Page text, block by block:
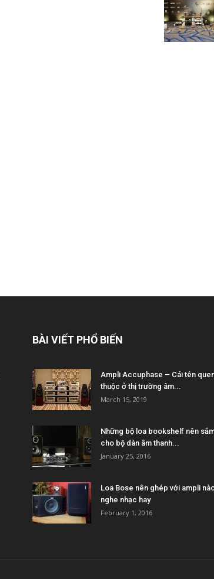
BÀI VIẾT PHỔ BIẾN
Ampli Accuphase – Cái tên
thuộc ở thị trường âm...
March 15, 2019
Những bộ loa bookshelf nên
cho bộ dàn âm thanh...
January 25, 2016
Loa Bose nên ghép với ampli
nghe nhạc hay
February 1, 2016